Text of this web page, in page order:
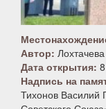
Автор:
Дата открытия:
Надпись на
Тихонов Василий